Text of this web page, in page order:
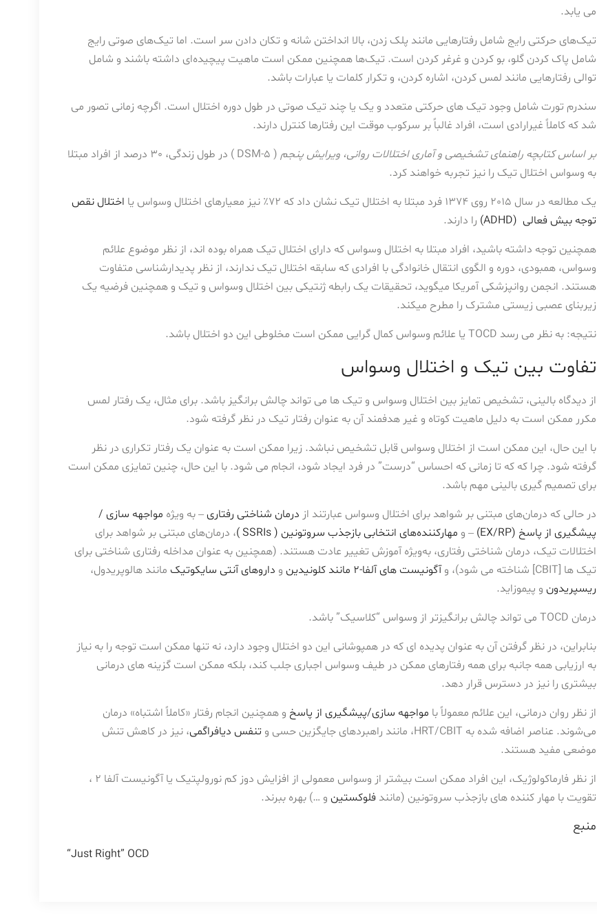
می یابد.
تیک‌های حرکتی رایج شامل رفتارهایی مانند پلک زدن، بالا انداختن شانه و تکان دادن سر است. اما تیک‌های صوتی رایج
شامل پاک کردن گلو، بو کردن و غرغر کردن است. تیک‌ها همچنین ممکن است ماهیت پیچیده‌ای داشته باشند و شامل
توالی رفتارهایی مانند لمس کردن، اشاره کردن، و تکرار کلمات یا عبارات باشد.
سندرم تورت شامل وجود تیک های حرکتی متعدد و یک یا چند تیک صوتی در طول دوره اختلال است. اگرچه زمانی تصور می
شد که کاملاً غیرارادی است، افراد غالباً بر سرکوب موقت این رفتارها کنترل دارند.
بر اساس کتابچه راهنمای تشخیصی و آماری اختلالات روانی، ویرایش پنجم
( DSM-5 ) در طول زندگی، 30 درصد از افراد مبتلا
به وسواس اختلال تیک را نیز تجربه خواهند کرد.
یک مطالعه در سال 2015 روی 1374 فرد مبتلا به اختلال تیک نشان داد که 72٪ نیز معیارهای اختلال وسواس یا
اختلال نقص
توجه بیش فعالی (ADHD)
را دارند.
همچنین توجه داشته باشید، افراد مبتلا به اختلال وسواس که دارای اختلال تیک همراه بوده اند، از نظر موضوع علائم
وسواس، همبودی، دوره و الگوی انتقال خانوادگی با افرادی که سابقه اختلال تیک ندارند، از نظر پدیدارشناسی متفاوت
هستند. انجمن روانپزشکی آمریکا میگوید، تحقیقات یک رابطه ژنتیکی بین اختلال وسواس و تیک و همچنین فرضیه یک
زیربنای عصبی زیستی مشترک را مطرح میکند.
نتیجه: به نظر می رسد TOCD یا علائم وسواس کمال گرایی ممکن است مخلوطی این دو اختلال باشد.
تفاوت بین تیک و اختلال وسواس
از دیدگاه بالینی، تشخیص تمایز بین اختلال وسواس و تیک ها می تواند چالش برانگیز باشد. برای مثال، یک رفتار لمس
مکرر ممکن است به دلیل ماهیت کوتاه و غیر هدفمند آن به عنوان رفتار تیک در نظر گرفته شود.
با این حال، این ممکن است از اختلال وسواس قابل تشخیص نباشد. زیرا ممکن است به عنوان یک رفتار تکراری در نظر
گرفته شود. چرا که که تا زمانی که احساس “درست” در فرد ایجاد شود، انجام می شود. با این حال، چنین تمایزی ممکن است
برای تصمیم گیری بالینی مهم باشد.
در حالی که درمان‌های مبتنی بر شواهد برای اختلال وسواس عبارتند از درمان شناختی رفتاری – به ویژه مواجهه سازی /
پیشگیری از پاسخ (EX/RP)
– و مهارکننده‌های انتخابی بازجذب سروتونین ( SSRIs )
، درمان‌های مبتنی بر شواهد برای
اختلالات تیک، درمان شناختی رفتاری، به‌ویژه آموزش تغییر عادت هستند. (همچنین به عنوان مداخله رفتاری شناختی برای
تیک ها [CBIT] شناخته می شود)، و
آگونیست های آلفا-2 مانند کلونیدین و داروهای آنتی سایکوتیک مانند هالوپریدول،
ریسپریدون و پیموزاید.
درمان TOCD می تواند چالش برانگیزتر از وسواس “کلاسیک” باشد.
بنابراین، در نظر گرفتن آن به عنوان پدیده ای که در همپوشانی این دو اختلال وجود دارد، نه تنها ممکن است توجه را به نیاز
به ارزیابی همه جانبه برای همه رفتارهای ممکن در طیف وسواس اجباری جلب کند، بلکه ممکن است گزینه های درمانی
بیشتری را نیز در دسترس قرار دهد.
از نظر روان درمانی، این علائم معمولاً با مواجهه سازی/پیشگیری از پاسخ و همچنین انجام رفتار «کاملاً اشتباه» درمان
می‌شوند. عناصر اضافه شده به HRT/CBIT، مانند راهبردهای جایگزین حسی و
تنفس دیافراگمی، نیز در کاهش تنش
موضعی مفید هستند.
از نظر فارماکولوژیک، این افراد ممکن است بیشتر از وسواس معمولی از افزایش دوز کم نورولپتیک یا آگونیست آلفا 2 ،
تقویت با مهار کننده های بازجذب سروتونین (مانند فلوکستین و …) بهره ببرند.
منبع
“Just Right” OCD